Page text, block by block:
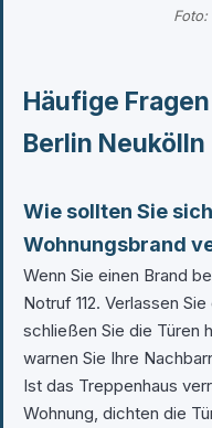
Häufige
Berlin Neukölln
Wie sollten Sie
Wohnungsbrand
Wenn Sie einen Brand
Notruf 112. Verlassen
schließen Sie die Türen
warnen Sie Ihre
Ist das Treppenhaus
Wohnung, dichten die